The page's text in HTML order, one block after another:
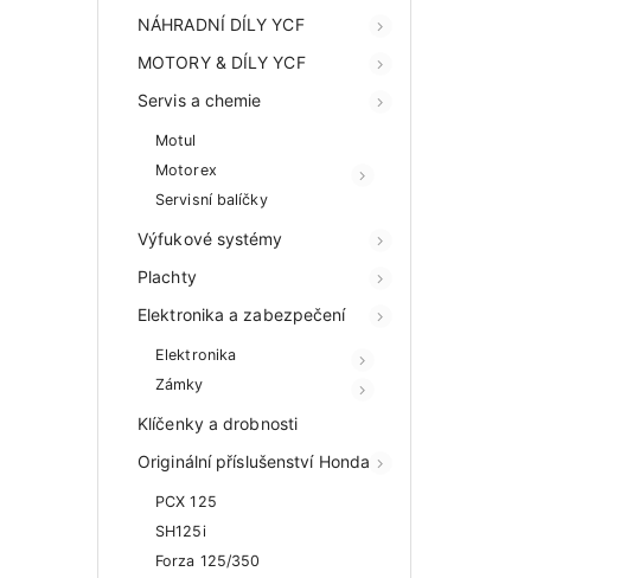
NÁHRADNÍ DÍLY YCF
MOTORY & DÍLY YCF
Servis a chemie
Motul
Motorex
Servisní balíčky
Výfukové systémy
Plachty
Elektronika a zabezpečení
Elektronika
Zámky
Klíčenky a drobnosti
Originální příslušenství Honda
PCX 125
SH125i
Forza 125/350